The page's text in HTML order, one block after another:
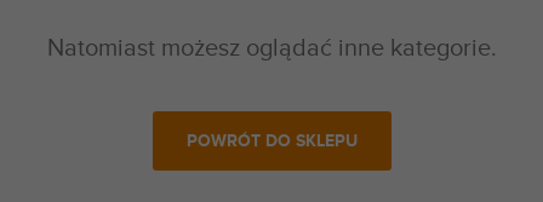
Natomiast możesz oglądać inne kategorie.
POWRÓT DO SKLEPU